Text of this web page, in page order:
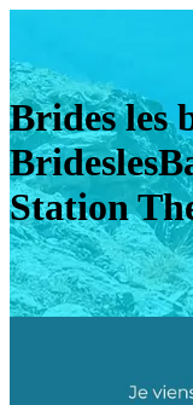
Brides les
Station